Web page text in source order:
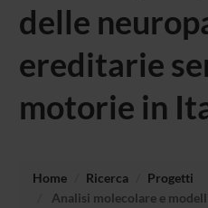
delle
ereditarie
motorie in
Home Ricerca
Progetti
Analisi molecolare e